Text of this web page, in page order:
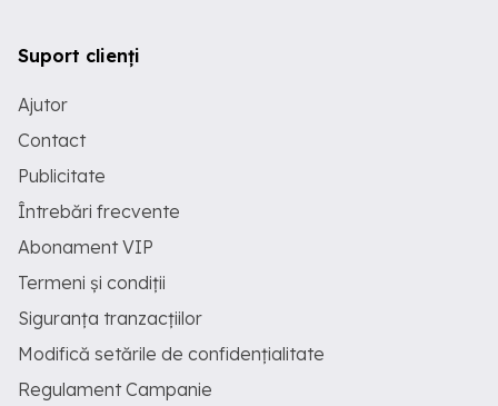
Suport clienți
Ajutor
Contact
Publicitate
Întrebări frecvente
Abonament VIP
Termeni și condiții
Siguranța tranzacțiilor
Modifică setările de confidențialitate
Regulament Campanie